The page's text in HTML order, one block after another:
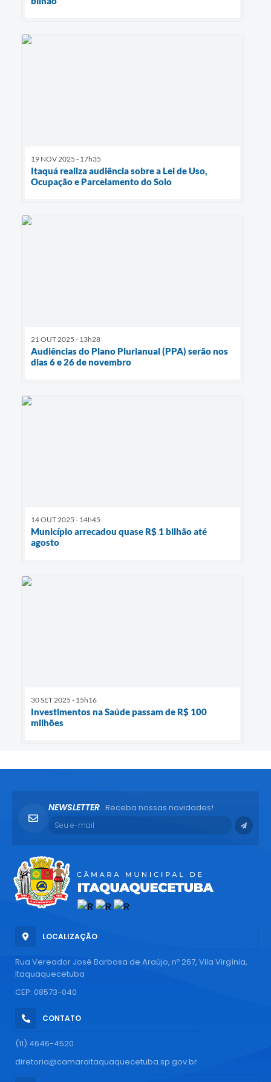
19 NOV 2025 - 17h35
Itaquá realiza audiência sobre a Lei de Uso,
Ocupação e Parcelamento do Solo
21 OUT 2025 - 13h28
Audiências do Plano Plurianual (PPA) serão nos
dias 6 e 26 de novembro
14 OUT 2025 - 14h45
Município arrecadou quase R$ 1 bilhão até
agosto
30 SET 2025 - 15h16
Investimentos na Saúde passam de R$ 100
milhões
LOCALIZAÇÃO
Rua Vereador José Barbosa de Araújo, nº 267, Vila Virgínia,
Itaquaquecetuba
CEP: 08573-040
CONTATO
(11) 4646-4520
diretoria@camaraitaquaquecetuba.sp.gov.br
NEWSLETTER Receba nossas novidades!